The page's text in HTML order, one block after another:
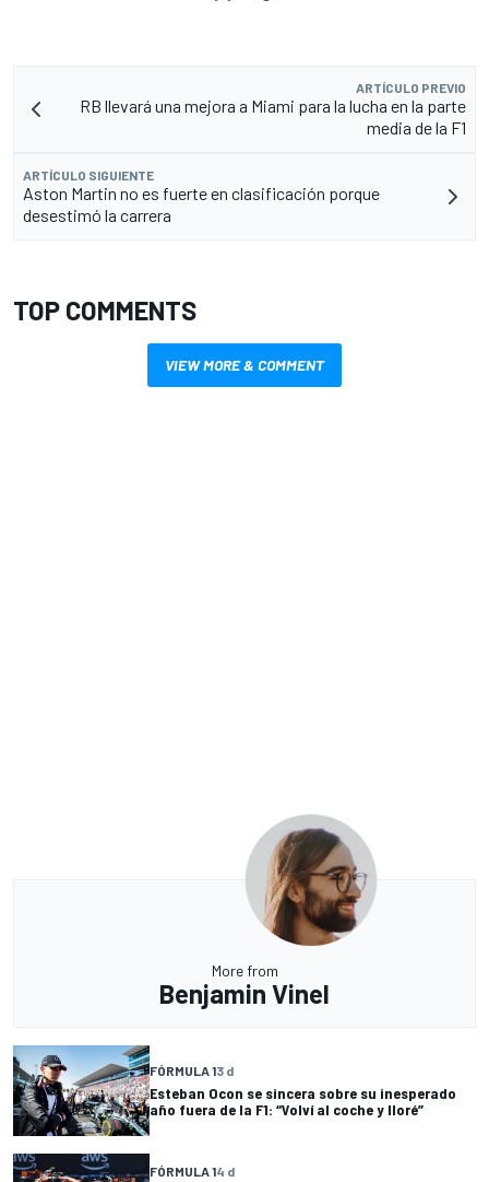
ARTÍCULO PREVIO
RB llevará una mejora a Miami para la lucha en la parte
media de la F1
ARTÍCULO SIGUIENTE
Aston Martin no es fuerte en clasificación porque
desestimó la carrera
TOP COMMENTS
VIEW MORE & COMMENT
More from
Benjamin Vinel
FÓRMULA 13 d
Esteban Ocon se sincera sobre su inesperado
año fuera de la F1: “Volví al coche y lloré”
FÓRMULA 14 d